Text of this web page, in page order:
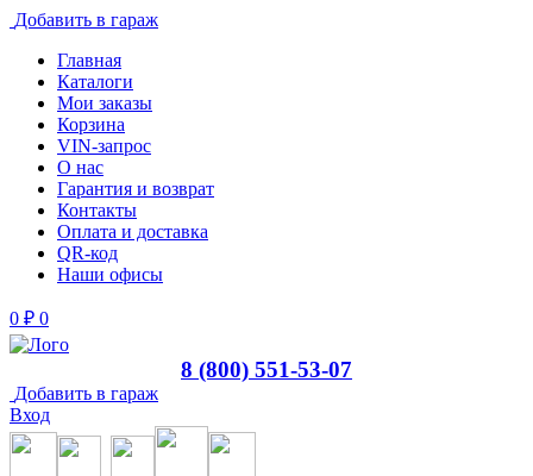
Добавить в гараж
Главная
Каталоги
Мои заказы
Корзина
VIN-запрос
О нас
Гарантия и возврат
Контакты
Оплата и доставка
QR-код
Наши офисы
0 ₽ 0
8 (800) 551-53-07
Добавить в гараж
Вход